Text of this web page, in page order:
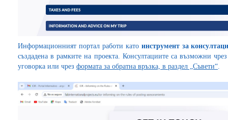
Информационният портал работи като инструмент за
създадена в рамките на проекта. Консултациите са възможни
уговорка или чрез формата за обратна връзка, в раздел „Съвети“.